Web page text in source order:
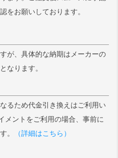
をお願いしております。
が、具体的な納期はメーカーの
なります。
るため代金引き換えはご利用い
メントをご利用の場合、事前に
。
（詳細はこちら）